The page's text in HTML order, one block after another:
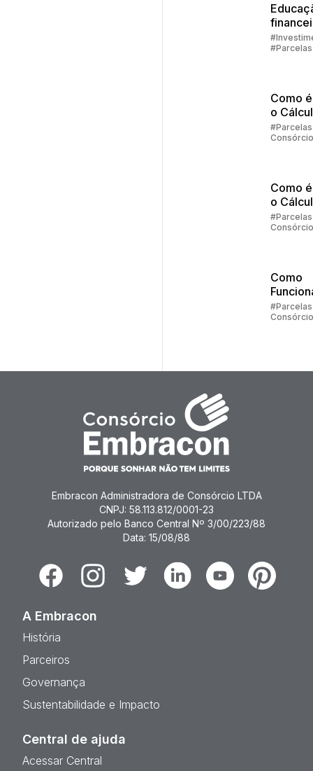
família
Como
o
Consórcio
Como
o
Consórcio
Como
Consórcio
Embracon Administradora de Consórcio LTDA
CNPJ: 58.113.812/0001-23
Autorizado pelo Banco Central Nº 3/00/223/88
Data: 15/08/88
FacebookInstagramTwitter LinkedinYoutubePinterest
A Embracon
História
Parceiros
Governança
Sustentabilidade e Impacto
Central de ajuda
Acessar Central